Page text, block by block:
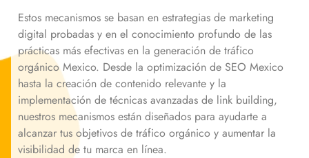
Estos mecanismos se basan en estrategias de marketing
digital probadas y en el conocimiento profundo de las
prácticas más efectivas en la generación de tráfico
orgánicoMexico. Desde la optimización de SEO Mexico
hasta la creación de contenido relevante y la
implementación de técnicas avanzadas de link building,
nuestros mecanismos están diseñados para ayudarte a
alcanzar tus objetivos de tráfico orgánico y aumentar la
visibilidad de tu marca en línea.